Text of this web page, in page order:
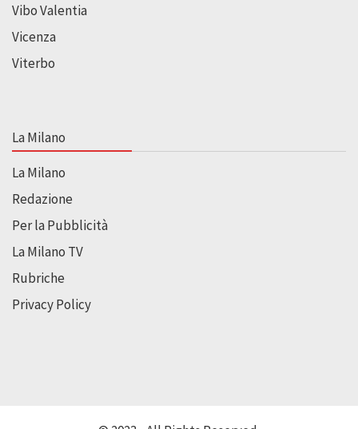
Vibo Valentia
Vicenza
Viterbo
La Milano
La Milano
Redazione
Per la Pubblicità
La Milano TV
Rubriche
Privacy Policy